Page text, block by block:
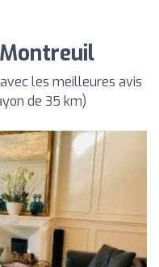
les meilleures avis
de 35 km)